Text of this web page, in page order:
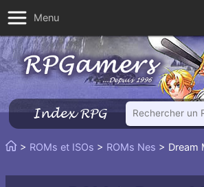
Menu
Index RPG
Rechercher un
Vous
> ROMs et ISOs > ROMs Nes > Dream